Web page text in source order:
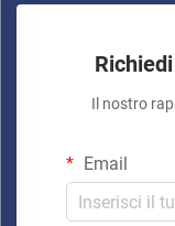
Il nostro
Email